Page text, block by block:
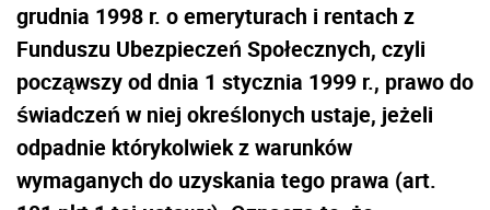
grudnia 1998 r. o emeryturach i rentach z
Funduszu Ubezpieczeń Społecznych, czyli
począwszy od dnia 1 stycznia 1999 r., prawo do
świadczeń w niej określonych ustaje, jeżeli
odpadnie którykolwiek z warunków
wymaganych do uzyskania tego prawa (art.